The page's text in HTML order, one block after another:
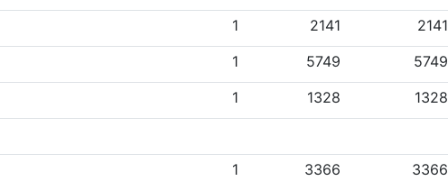
1 2141 2141
1 5749 5749
1 1328 1328
1 3366 3366